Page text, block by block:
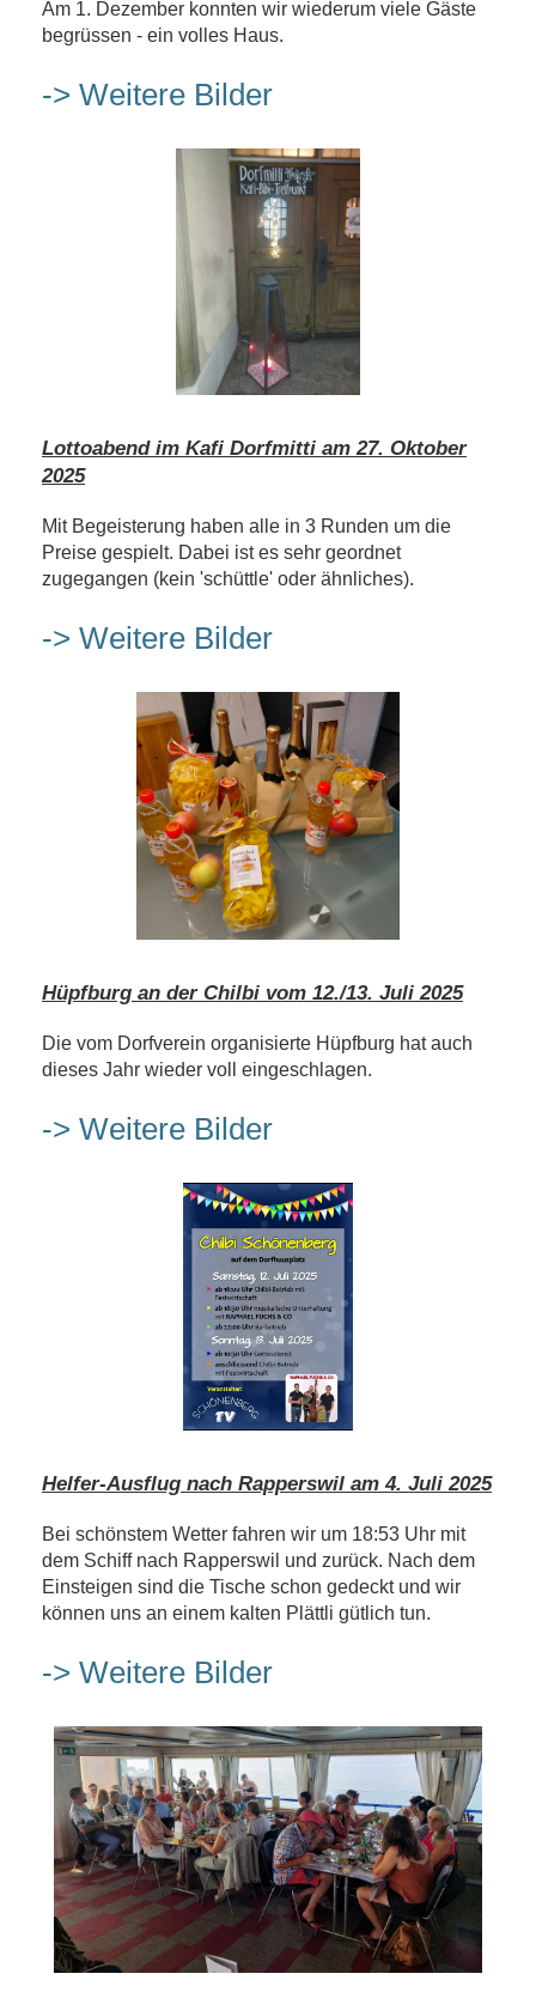
Am 1. Dezember konnten wir wiederum viele Gäste
begrüssen - ein volles Haus.
-> Weitere Bilder
Lottoabend im Kafi Dorfmitti am 27. Oktober
2025
Mit Begeisterung haben alle in 3 Runden um die
Preise gespielt. Dabei ist es sehr geordnet
zugegangen (kein 'schüttle' oder ähnliches).
-> Weitere Bilder
Hüpfburg an der Chilbi vom 12./13. Juli 2025
Die vom Dorfverein organisierte Hüpfburg hat auch
dieses Jahr wieder voll eingeschlagen.
-> Weitere Bilder
Helfer-Ausflug nach Rapperswil am 4. Juli 2025
Bei schönstem Wetter fahren wir um 18:53 Uhr mit
dem Schiff nach Rapperswil und zurück. Nach dem
Einsteigen sind die Tische schon gedeckt und wir
können uns an einem kalten Plättli gütlich tun.
-> Weitere Bilder